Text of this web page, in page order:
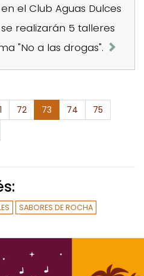
el Club Aguas Dulces
realizarán 5 talleres
"No a las drogas".
72 73 74
75
SABORES DE ROCHA